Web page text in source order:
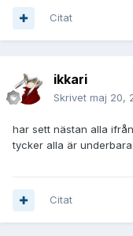
Citat
ikkari
Skrivet maj 20,
har sett nästan alla
tycker alla är
Citat